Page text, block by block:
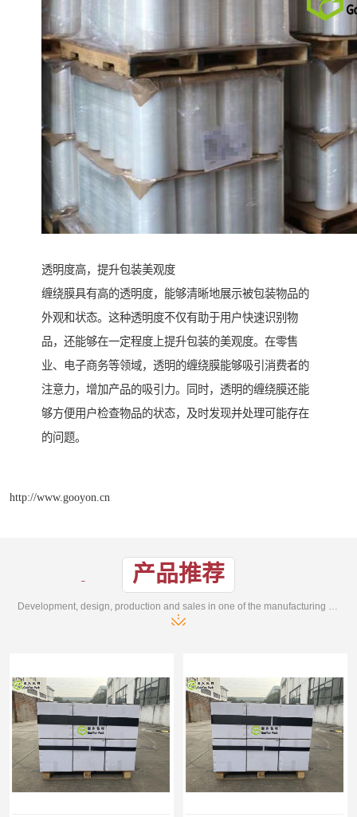
透明度高，提升包装美观度
缠绕膜具有高的透明度，能够清晰地展示被包装物品的
外观和状态。这种透明度不仅有助于用户快速识别物
品，还能够在一定程度上提升包装的美观度。在零售
业、电子商务等领域，透明的缠绕膜能够吸引消费者的
注意力，增加产品的吸引力。同时，透明的缠绕膜还能
够方便用户检查物品的状态，及时发现并处理可能存在
的问题。
http://www.gooyon.cn
产品推荐